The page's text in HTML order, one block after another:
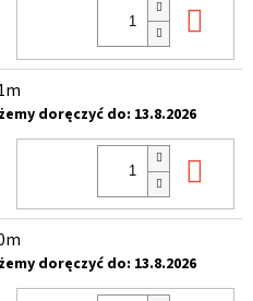
doręczyć do: 13.8.2026
doręczyć do: 13.8.2026